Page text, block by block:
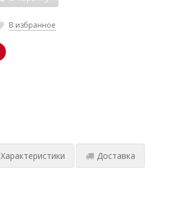
В избранное
Характеристики Доставка